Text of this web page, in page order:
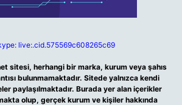
live:.cid.575569c608265c69
sitesi, herhangi bir marka, kurum veya şahıs
bulunmamaktadır. Sitede yalnızca kendi
paylaşılmaktadır. Burada yer alan içerikler
olup, gerçek kurum ve kişiler hakkında